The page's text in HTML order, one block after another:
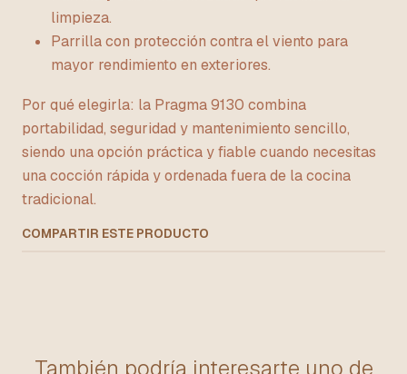
limpieza.
Parrilla con protección contra el viento para
mayor rendimiento en exteriores.
Por qué elegirla: la Pragma 9130 combina
portabilidad, seguridad y mantenimiento sencillo,
siendo una opción práctica y fiable cuando necesitas
una cocción rápida y ordenada fuera de la cocina
tradicional.
COMPARTIR ESTE PRODUCTO
También podría interesarte uno de